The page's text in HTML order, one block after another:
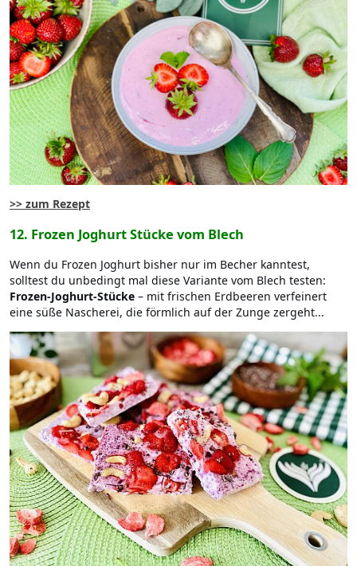
>> zum Rezept
12. Frozen Joghurt Stücke vom Blech
Wenn du Frozen Joghurt bisher nur im Becher kanntest,
solltest du unbedingt mal diese Variante vom Blech testen:
Frozen-Joghurt-Stücke – mit frischen Erdbeeren verfeinert
eine süße Nascherei, die förmlich auf der Zunge zergeht...